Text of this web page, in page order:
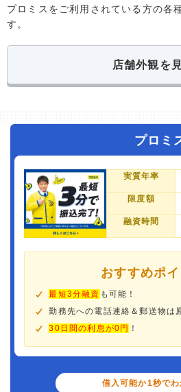
プロミスをご利用されている方の各
す。
店舗外観を
プロミ
実質年率
限度額
融資時間
おすすめポイ
最短3分融資 も可能！
勤務先への電話連絡＆郵送物は
30日間の利息が0円 ！
借入可能か1秒で